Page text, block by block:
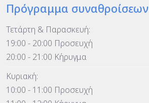
Πρόγραμμα συναθροίσεων
Τετάρτη & Παρασκευή:
19:00 - 20:00 Προσευχή
20:00 - 21:00 Κήρυγμα
Κυριακή:
10:00 - 11:00 Προσευχή